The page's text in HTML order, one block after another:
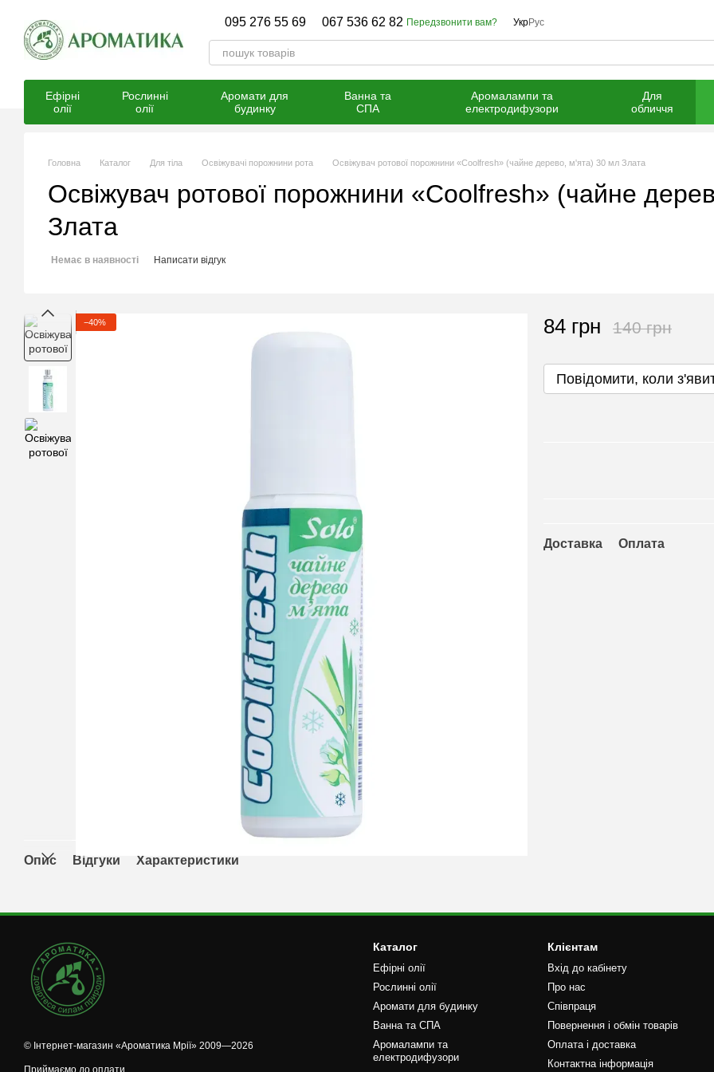
095 276 55 69 067 536 62 82 Передзвонити вам? УкрРус
Ефірні
олії
Рослинні
олії
Аромати для
будинку
Ванна та
СПА
Аромалампи та
електродифузори
Для
обличчя
Головна Каталог Для тіла Освіжувачі порожнини рота Освіжувач ротової порожнини «Coolfresh» (чайне дерево, м'ята) 30 мл Злата
Освіжувач ротової порожнини «Coolfresh» (чайне
Злата
Немає в наявності Написати відгук
−40%
Опис Відгуки Характеристики
84 грн 140 грн
Повідомити, коли
Доставка Оплата
© Інтернет-магазин «Ароматика Мрії» 2009—2026
Каталог
Ефірні олії
Рослинні олії
Аромати для будинку
Ванна та СПА
Аромалампи та
електродифузори
Клієнтам
Вхід до кабінету
Про нас
Співпраця
Повернення і обмін товарів
Оплата і доставка
Контактна інформація